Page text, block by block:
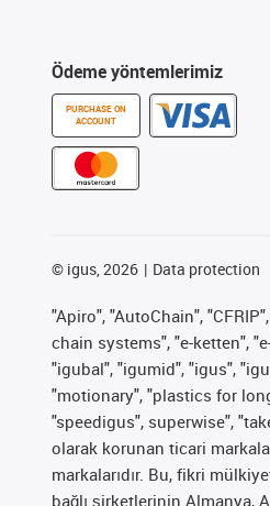
Ödeme yöntemlerimiz
PURCHASE ON
ACCOUNT
© igus, 2026 Data protection
"Apiro", "AutoChain",
chain systems", "e-ketten",
"igubal", "igumid", "igus",
"motionary", "plastics for
"speedigus", superwise",
olarak korunan ticari
markalarıdır. Bu, fikri
bağlı şirketlerinin Almanya,